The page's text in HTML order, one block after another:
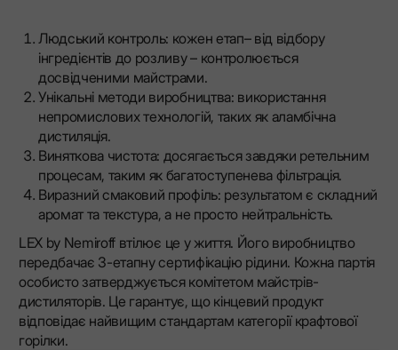
Людський контроль: кожен етап– від відбору
інгредієнтів до розливу – контролюється
досвідченими майстрами.
Унікальні методи виробництва: використання
непромислових технологій, таких як аламбічна
дистиляція.
Виняткова чистота: досягається завдяки ретельним
процесам, таким як багатоступенева фільтрація.
Виразний смаковий профіль: результатом є складний
аромат та текстура, а не просто нейтральність.
LEX by Nemiroff втілює це у життя. Його виробництво
передбачає 3-етапну сертифікацію рідини. Кожна партія
особисто затверджується комітетом майстрів-
дистиляторів. Це гарантує, що кінцевий продукт
відповідає найвищим стандартам категорії крафтової
горілки.